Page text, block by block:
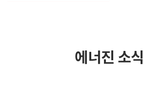
에너진 소식